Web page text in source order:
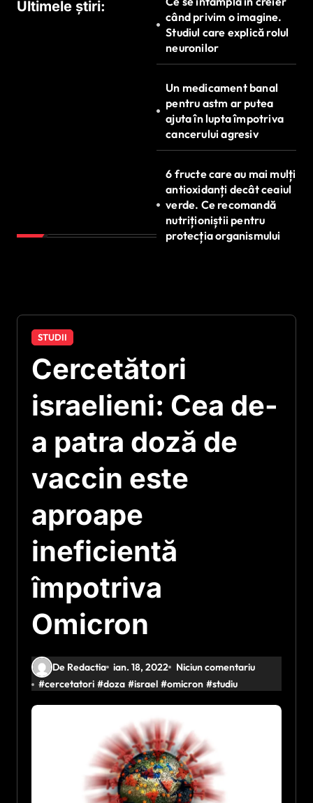
Ultimele știri:
când privim o imagine.
Studiul care explică rolul
neuronilor
Un medicament banal
pentru astm ar putea
ajuta în lupta împotriva
cancerului agresiv
6 fructe care au mai mulți
antioxidanți decât ceaiul
verde. Ce recomandă
nutriționiștii pentru
protecția organismului
STUDII
Cercetători
israelieni: Cea de-
a patra doză de
vaccin este
aproape
ineficientă
împotriva
Omicron
De Redactia ian. 18, 2022
Niciun comentariu
#cercetatori #doza #israel #omicron #studiu